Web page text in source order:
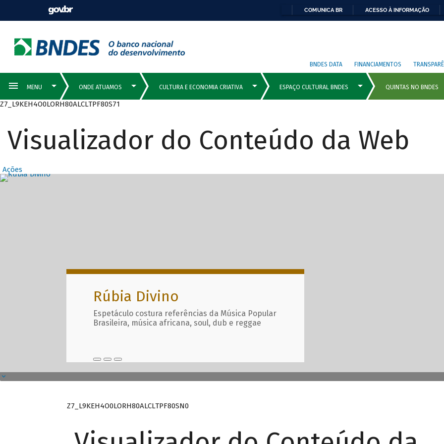
COMUNICA BR ACESSO À INFORMAÇÃO
BNDES DATA FINANCIAMENTOS
Z7_L9KEH4O0LORH80ALCLTPF80S71
Visualizador do Conteúdo da Web
Ações
Destaques Principais com
Rúbia Divino
Espetáculo costura referências da Música Popular
Brasileira, música africana, soul, dub e reggae
Z7_L9KEH4O0LORH80ALCLTPF80SN0